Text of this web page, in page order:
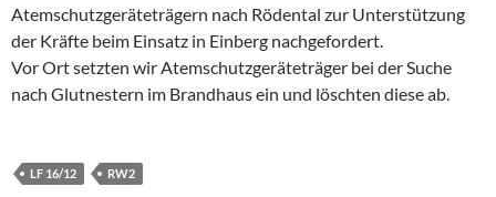
Atemschutzgeräteträgern nach Rödental zur Unterstützung
der Kräfte beim Einsatz in Einberg nachgefordert.
Vor Ort setzten wir Atemschutzgeräteträger bei der Suche
nach Glutnestern im Brandhaus ein und löschten diese ab.
LF 16/12 RW2